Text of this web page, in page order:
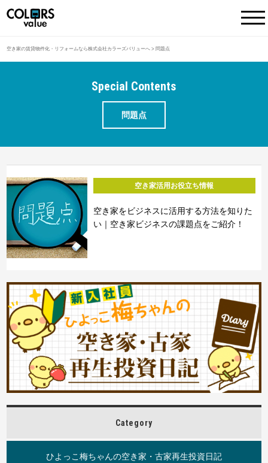
空き家の賃貸物件化・リフォームなら株式会社カラーズバリューへ > 問題点
Special Contents
問題点
空き家活用お役立ち情報
空き家をビジネスに活用する方法を知りた
い｜空き家ビジネスの課題点をご紹介！
Category
ひよっこ梅ちゃんの空き家・古家再生投資日記